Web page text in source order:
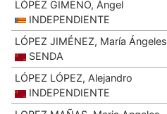
LÓPEZ GIMENO, Ángel
INDEPENDIENTE
LÓPEZ JIMÉNEZ, María Ángeles
SENDA
LÓPEZ LÓPEZ, Alejandro
INDEPENDIENTE